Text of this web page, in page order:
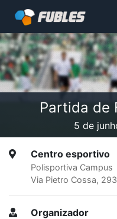
Partida de
5 de
Centro esportivo
Polisportiva Campus
Via Pietro Cossa,
Organizador